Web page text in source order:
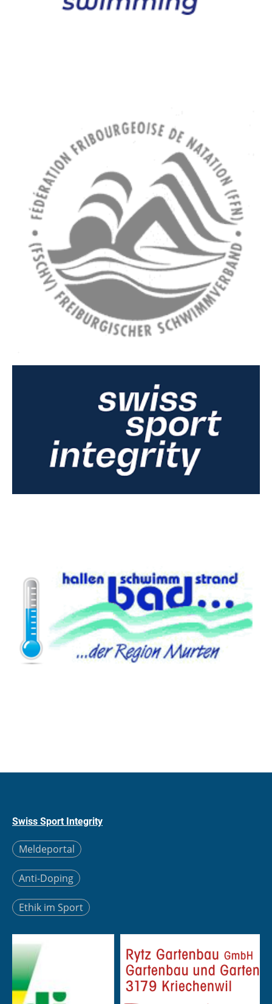
Swiss Sport Integrity
Meldeportal
Anti-Doping
Ethik im Sport